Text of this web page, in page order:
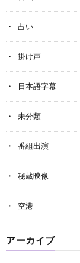
占い
掛け声
日本語字幕
未分類
番組出演
秘蔵映像
空港
アーカイブ